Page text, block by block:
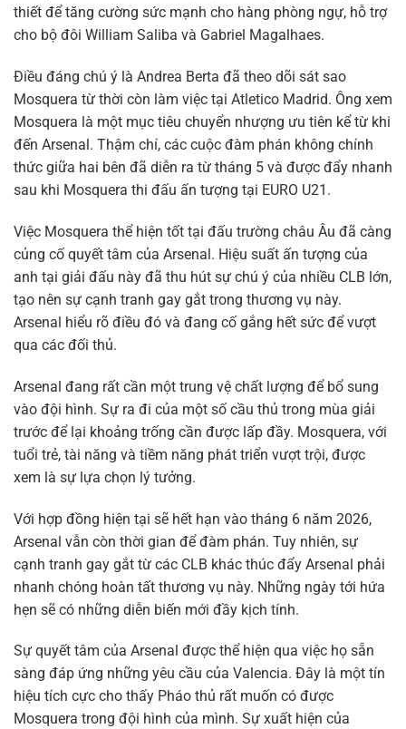
thiết để tăng cường sức mạnh cho hàng phòng ngự, hỗ trợ
cho bộ đôi William Saliba và Gabriel Magalhaes.
Điều đáng chú ý là Andrea Berta đã theo dõi sát sao
Mosquera từ thời còn làm việc tại Atletico Madrid. Ông xem
Mosquera là một mục tiêu chuyển nhượng ưu tiên kể từ khi
đến Arsenal. Thậm chí, các cuộc đàm phán không chính
thức giữa hai bên đã diễn ra từ tháng 5 và được đẩy nhanh
sau khi Mosquera thi đấu ấn tượng tại EURO U21.
Việc Mosquera thể hiện tốt tại đấu trường châu Âu đã càng
củng cố quyết tâm của Arsenal. Hiệu suất ấn tượng của
anh tại giải đấu này đã thu hút sự chú ý của nhiều CLB lớn,
tạo nên sự cạnh tranh gay gắt trong thương vụ này.
Arsenal hiểu rõ điều đó và đang cố gắng hết sức để vượt
qua các đối thủ.
Arsenal đang rất cần một trung vệ chất lượng để bổ sung
vào đội hình. Sự ra đi của một số cầu thủ trong mùa giải
trước để lại khoảng trống cần được lấp đầy. Mosquera, với
tuổi trẻ, tài năng và tiềm năng phát triển vượt trội, được
xem là sự lựa chọn lý tưởng.
Với hợp đồng hiện tại sẽ hết hạn vào tháng 6 năm 2026,
Arsenal vẫn còn thời gian để đàm phán. Tuy nhiên, sự
cạnh tranh gay gắt từ các CLB khác thúc đẩy Arsenal phải
nhanh chóng hoàn tất thương vụ này. Những ngày tới hứa
hẹn sẽ có những diễn biến mới đầy kịch tính.
Sự quyết tâm của Arsenal được thể hiện qua việc họ sẵn
sàng đáp ứng những yêu cầu của Valencia. Đây là một tín
hiệu tích cực cho thấy Pháo thủ rất muốn có được
Mosquera trong đội hình của mình. Sự xuất hiện của